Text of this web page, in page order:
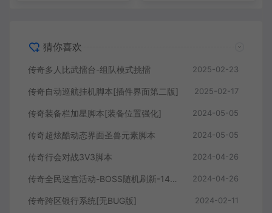
猜你喜欢
传奇多人比武擂台-组队模式挑擂 2025-02-23
传奇自动巡航挂机脚本[插件界面第二版] 2025-02-17
传奇装备栏加星脚本[装备位置强化] 2024-05-05
传奇超炫酷动态界面圣兽元素脚本 2024-05-05
传奇行会对战3V3脚本 2024-04-26
传奇全民迷宫活动-BOSS随机刷新-140个小房间内搜寻BOSS 2024-04-26
传奇跨区银行系统[无BUG版] 2024-02-11